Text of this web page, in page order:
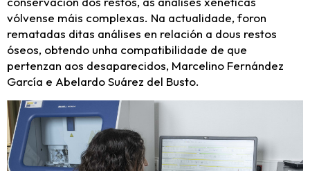
vólvense máis complexas. Na actualidade, foron
rematadas ditas análises en relación a dous restos
óseos, obtendo unha compatibilidade de que
pertenzan aos desaparecidos, Marcelino Fernández
García e Abelardo Suárez del Busto.